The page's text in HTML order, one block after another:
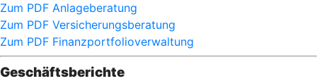
Zum PDF Anlageberatung
Zum PDF Versicherungsberatung
Zum PDF Finanzportfolioverwaltung
Geschäftsberichte